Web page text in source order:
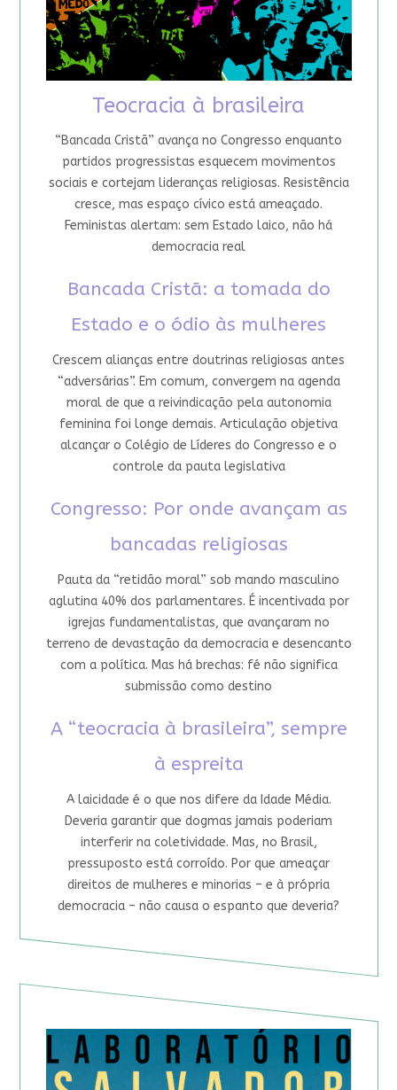
Teocracia à brasileira
“Bancada Cristã” avança no Congresso enquanto
partidos progressistas esquecem movimentos
sociais e cortejam lideranças religiosas. Resistência
cresce, mas espaço cívico está ameaçado.
Feministas alertam: sem Estado laico, não há
democracia real
Bancada Cristã: a tomada do
Estado e o ódio às mulheres
Crescem alianças entre doutrinas religiosas antes
“adversárias”. Em comum, convergem na agenda
moral de que a reivindicação pela autonomia
feminina foi longe demais. Articulação objetiva
alcançar o Colégio de Líderes do Congresso e o
controle da pauta legislativa
Congresso: Por onde avançam as
bancadas religiosas
Pauta da “retidão moral” sob mando masculino
aglutina 40% dos parlamentares. É incentivada por
igrejas fundamentalistas, que avançaram no
terreno de devastação da democracia e desencanto
com a política. Mas há brechas: fé não significa
submissão como destino
A “teocracia à brasileira”, sempre
à espreita
A laicidade é o que nos difere da Idade Média.
Deveria garantir que dogmas jamais poderiam
interferir na coletividade. Mas, no Brasil,
pressuposto está corroído. Por que ameaçar
direitos de mulheres e minorias – e à própria
democracia – não causa o espanto que deveria?